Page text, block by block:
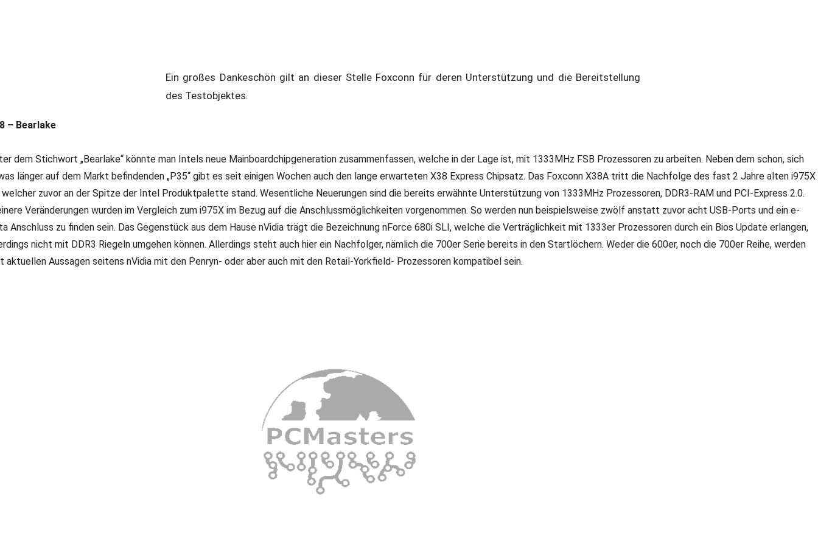
Ein großes Dankeschön gilt an dieser Stelle Foxconn für deren Unterstützung und die Bereitstellung
des Testobjektes.
– Bearlake
dem Stichwort „Bearlake“ könnte man Intels neue Mainboardchipgeneration zusammenfassen, welche in der Lage ist, mit 1333MHz FSB Prozessoren zu arbeiten. Neben dem schon, sich
länger auf dem Markt befindenden „P35“ gibt es seit einigen Wochen auch den lange erwarteten X38 Express Chipsatz. Das Foxconn X38A tritt die Nachfolge des fast 2 Jahre alten i975X
welcher zuvor an der Spitze der Intel Produktpalette stand. Wesentliche Neuerungen sind die bereits erwähnte Unterstützung von 1333MHz Prozessoren, DDR3-RAM und PCI-Express 2.0.
Veränderungen wurden im Vergleich zum i975X im Bezug auf die Anschlussmöglichkeiten vorgenommen. So werden nun beispielsweise zwölf anstatt zuvor acht USB-Ports und ein e-
Anschluss zu finden sein. Das Gegenstück aus dem Hause nVidia trägt die Bezeichnung nForce 680i SLI, welche die Verträglichkeit mit 1333er Prozessoren durch ein Bios Update erlangen,
nicht mit DDR3 Riegeln umgehen können. Allerdings steht auch hier ein Nachfolger, nämlich die 700er Serie bereits in den Startlöchern. Weder die 600er, noch die 700er Reihe, werden
aktuellen Aussagen seitens nVidia mit den Penryn- oder aber auch mit den Retail-Yorkfield- Prozessoren kompatibel sein.